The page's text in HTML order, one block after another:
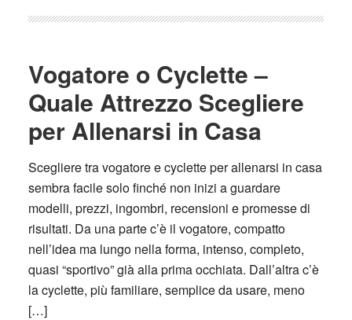
Vogatore o Cyclette –
Quale Attrezzo Scegliere
per Allenarsi in Casa
Scegliere tra vogatore e cyclette per allenarsi in casa
sembra facile solo finché non inizi a guardare
modelli, prezzi, ingombri, recensioni e promesse di
risultati. Da una parte c’è il vogatore, compatto
nell’idea ma lungo nella forma, intenso, completo,
quasi “sportivo” già alla prima occhiata. Dall’altra c’è
la cyclette, più familiare, semplice da usare, meno
[…]